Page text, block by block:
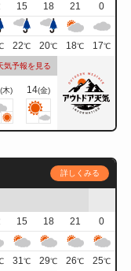
15 18 21
0
22℃ 20℃ 18℃ 17℃
気予報を見る
(木) 14(金)
詳しくみる
15 18 21
0
31℃ 29℃ 26℃ 25℃